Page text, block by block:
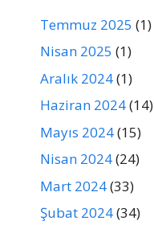
Temmuz 2025 (1)
Nisan 2025 (1)
Aralık 2024(1)
Haziran 2024(14)
Mayıs 2024(15)
Nisan 2024(24)
Mart 2024(33)
Şubat 2024(34)